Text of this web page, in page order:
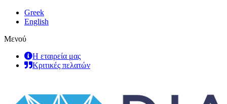
Greek
English
Μενού
Η εταιρεία μας
Κριτικές πελατών